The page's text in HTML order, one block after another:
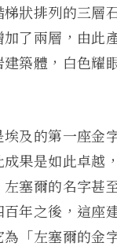
梯狀排列的三層
了兩層，由此
築體，白色耀
及的第一座金
果是如此卓越
塞爾的名字甚
年之後，這座
「左塞爾的金